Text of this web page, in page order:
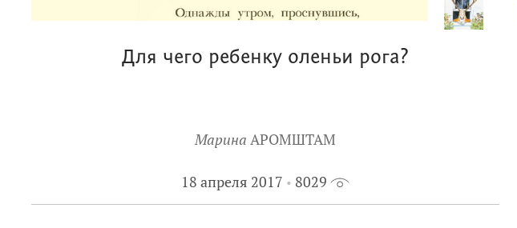
Для чего ребенку оленьи рога?
Марина АРОМШТАМ
18 апреля 2017 8029